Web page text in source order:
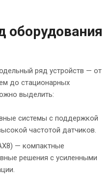
ряд устройств — от
до стационарных
выделить:
системы с поддержкой
частотой датчиков.
— компактные
решения с усиленными